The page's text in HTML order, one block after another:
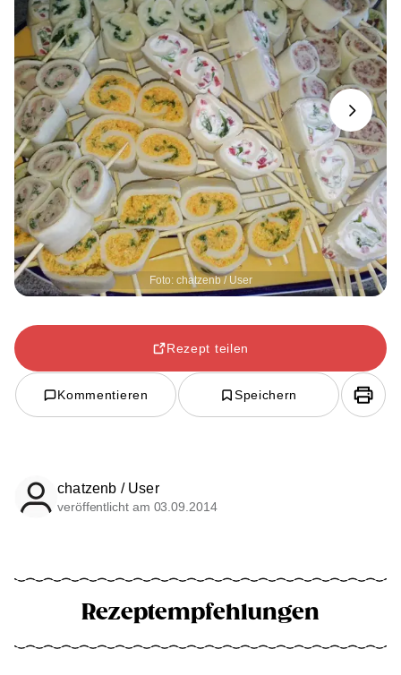
Foto: chatzenb / User
Next
Rezept teilen
Kommentieren Speichern
chatzenb / User
veröffentlicht am 03.09.2014
Rezeptempfehlungen